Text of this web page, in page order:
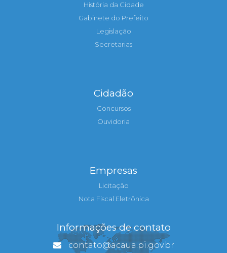
História da Cidade
Gabinete do Prefeito
Legislação
Secretarias
Cidadão
Concursos
Ouvidoria
Empresas
Licitação
Nota Fiscal Eletrônica
Informações de contato
contato@acaua.pi.gov.br